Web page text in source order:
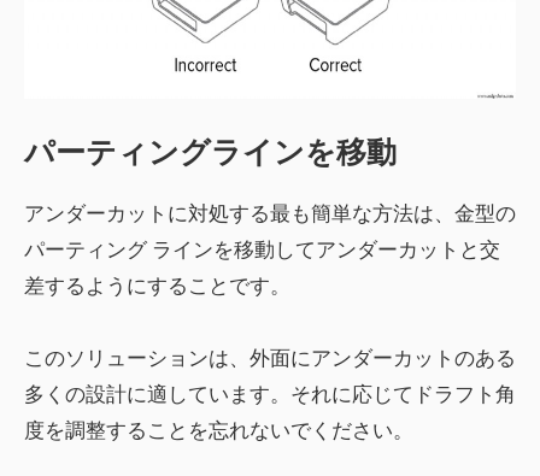
パーティングラインを移動
アンダーカットに対処する最も簡単な方法は、金型の
パーティング ラインを移動してアンダーカットと交
差するようにすることです。
このソリューションは、外面にアンダーカットのある
多くの設計に適しています。それに応じてドラフト角
度を調整することを忘れないでください。